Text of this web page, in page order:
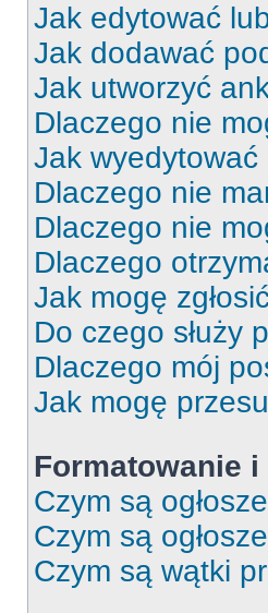
Jak edytować
Jak dodawać
Jak utworzyć
Dlaczego nie
Jak
Dlaczego nie
Dlaczego nie
Dlaczego
Jak mogę
Do czego służy
Dlaczego mój
Jak mogę
Formatowanie
Czym są
Czym są
Czym są wątki